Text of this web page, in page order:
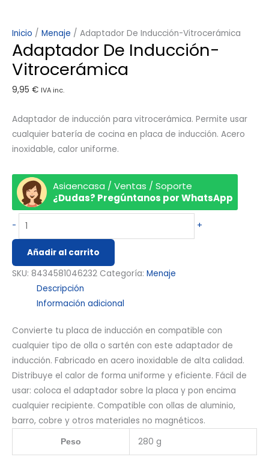
Inicio / Menaje / Adaptador De Inducción-Vitrocerámica
Adaptador De Inducción-
Vitrocerámica
9,95 € IVA inc.
Adaptador de inducción para vitrocerámica. Permite usar
cualquier batería de cocina en placa de inducción. Acero
inoxidable, calor uniforme.
Asiaencasa / Ventas / Soporte
¿Dudas? Pregúntanos por WhatsApp
- +
Añadir al carrito
SKU: 8434581046232 Categoría: Menaje
Descripción
Información adicional
Convierte tu placa de inducción en compatible con
cualquier tipo de olla o sartén con este adaptador de
inducción. Fabricado en acero inoxidable de alta calidad.
Distribuye el calor de forma uniforme y eficiente. Fácil de
usar: coloca el adaptador sobre la placa y pon encima
cualquier recipiente. Compatible con ollas de aluminio,
barro, cobre y otros materiales no magnéticos.
Peso 280 g